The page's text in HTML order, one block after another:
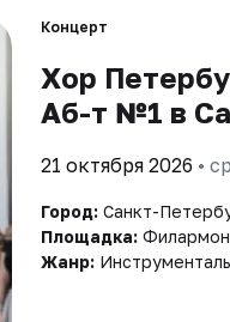
Концерт
Хор
Аб-т №1 в
21 октября 2026 •
Город: Санкт-
Площадка:
Жанр: